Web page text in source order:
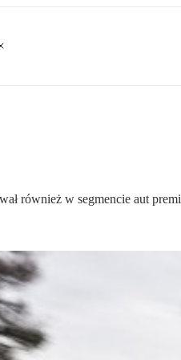
również w segmencie aut